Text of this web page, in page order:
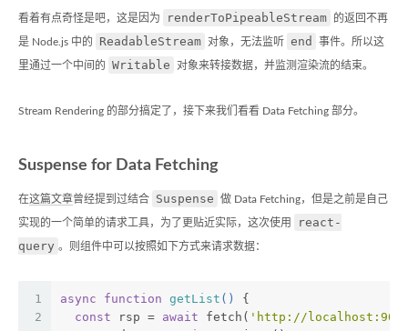
看着有点奇怪是吧，这是因为 renderToPipeableStream 的返回不再
是 Node.js 中的 ReadableStream 对象，无法监听 end 事件。所以这
里通过一个中间的 Writable 对象来转接数据，并监测渲染流的结束。
Stream Rendering 的部分搞定了，接下来我们看看 Data Fetching 部分。
Suspense for Data Fetching
在这篇文章曾经提到过结合 Suspense 做 Data Fetching，但是之前是自己
实现的一个简单的请求工具，为了更贴近实际，这次使用
react-
query 。则组件中可以按照如下方式来请求数据：
1
2
async function getList ( ) {
const rsp = await fetch( 'http://